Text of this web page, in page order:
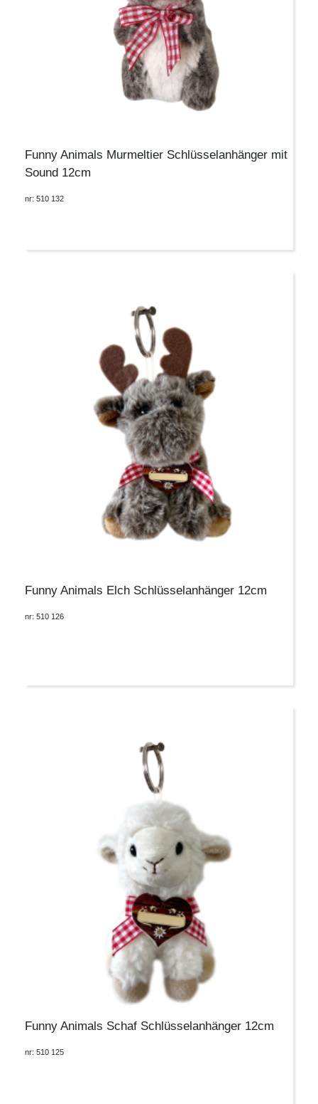
Funny Animals Murmeltier Schlüsselanhänger mit
Sound 12cm
nr: 510 132
Funny Animals Elch Schlüsselanhänger 12cm
nr: 510 126
Funny Animals Schaf Schlüsselanhänger 12cm
nr: 510 125